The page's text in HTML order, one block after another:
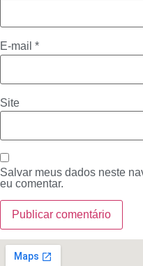
E-mail *
Site
Salvar meus dados neste
eu comentar.